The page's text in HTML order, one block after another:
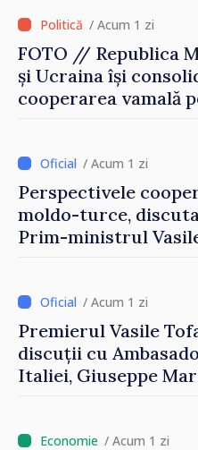
/ Acum 1 zi
FOTO // Republica
și Ucraina își
cooperarea vamală
Reuniune la
Podolsk
/ Acum 1 zi
Perspectivele
moldo-turce,
Prim-ministrul
/ Acum 1 zi
Premierul Vasile
discuții cu
Italiei, Giuseppe
/ Acum 1 zi